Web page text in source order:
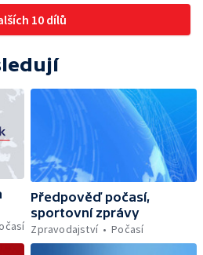
10 dílů
Předpověď počasí,
sportovní zprávy
Zpravodajství
Počasí